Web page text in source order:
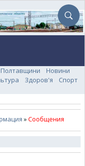
Новини
Здоров'я
Спорт
»Сообщения